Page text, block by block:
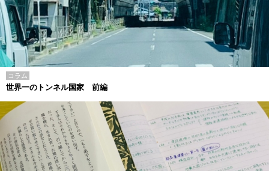
コラム
世界一のトンネル国家 前編